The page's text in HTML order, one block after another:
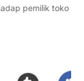
pemilik toko